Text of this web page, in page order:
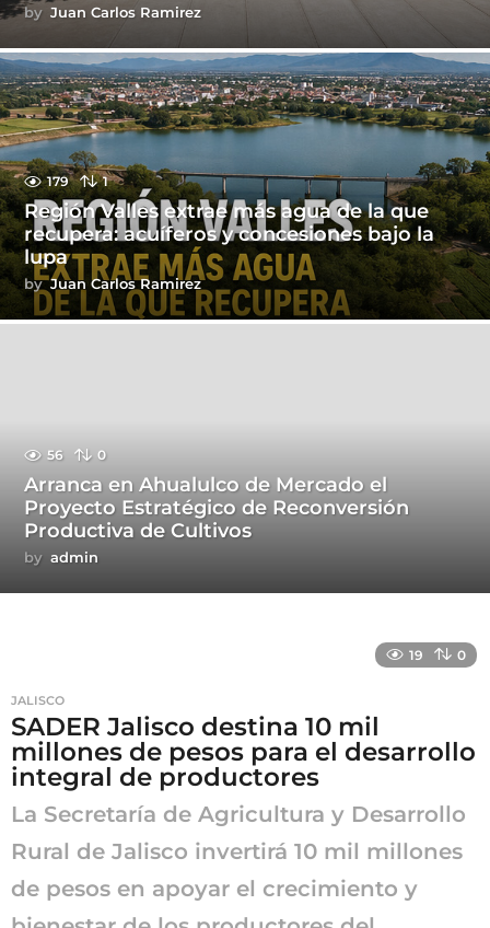
by Juan Carlos Ramirez
179 1
Región Valles extrae más agua de la que
recupera: acuíferos y concesiones bajo la
lupa
by Juan Carlos Ramirez
56 0
Arranca en Ahualulco de Mercado el
Proyecto Estratégico de Reconversión
Productiva de Cultivos
by admin
19 0
JALISCO
SADER Jalisco destina 10 mil
millones de pesos para el desarrollo
integral de productores
La Secretaría de Agricultura y Desarrollo
Rural de Jalisco invertirá 10 mil millones
de pesos en apoyar el crecimiento y